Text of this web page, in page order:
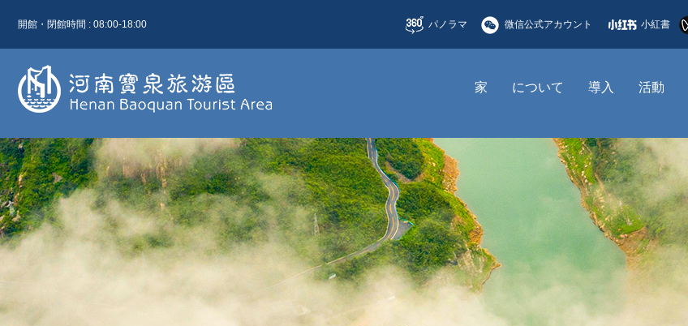
開館・閉館時間 : 08:00-18:00 パノラマ 微信公式アカウント 小紅書
家 について 導入 活動